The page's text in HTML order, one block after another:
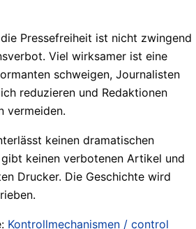
Pressefreiheit ist nicht zwingend
Viel wirksamer ist eine
schweigen, Journalisten
reduzieren und Redaktionen
vermeiden.
keinen dramatischen
keinen verbotenen Artikel und
Drucker. Die Geschichte wird
Kontrollmechanismen / control